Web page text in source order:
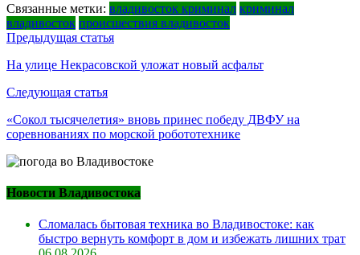
Связанные метки: владивосток криминал криминал
владивосток происшествия владивосток
Навигация
по
записям
Предыдущая статья
На улице Некрасовской уложат новый асфальт
Следующая статья
«Сокол тысячелетия» вновь принес победу ДВФУ на
соревнованиях по морской робототехнике
Новости Владивостока
Сломалась бытовая техника во Владивостоке: как
быстро вернуть комфорт в дом и избежать лишних трат